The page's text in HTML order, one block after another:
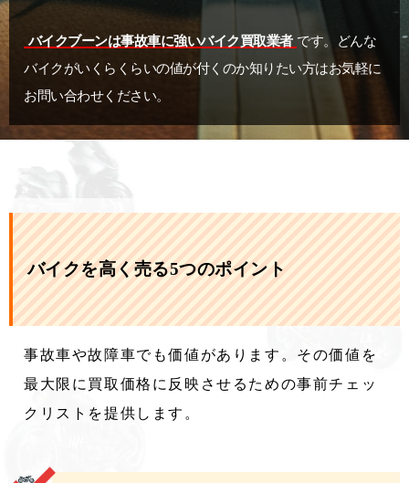
バイクブーンは事故車に強いバイク買取業者 です。どんな
バイクがいくらくらいの値が付くのか知りたい方はお気軽に
お問い合わせください。
バイクを高く売る5つのポイント
事故車や故障車でも価値があります。その価値を
最大限に買取価格に反映させるための事前チェッ
クリストを提供します。